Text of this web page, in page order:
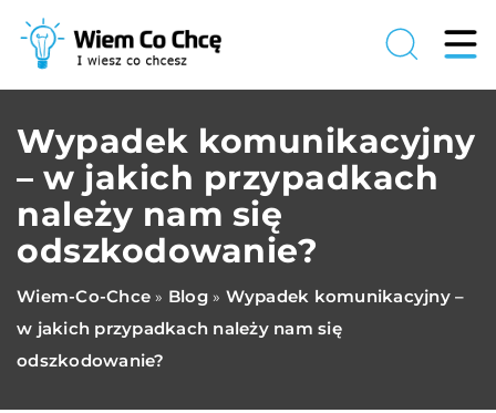
Wypadek komunikacyjny
– w jakich przypadkach
należy nam się
odszkodowanie?
Wiem-Co-Chce » Blog» Wypadek komunikacyjny –
w jakich przypadkach należy nam się
odszkodowanie?